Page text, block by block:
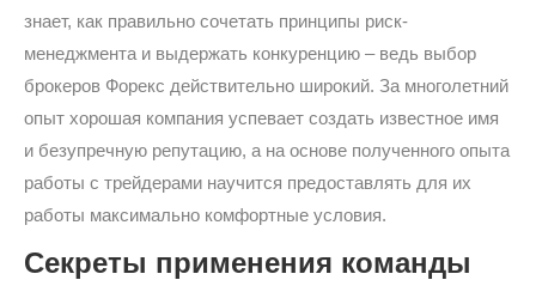
знает, как правильно сочетать принципы риск-
менеджмента и выдержать конкуренцию – ведь выбор
брокеров Форекс действительно широкий. За многолетний
опыт хорошая компания успевает создать известное имя
и безупречную репутацию, а на основе полученного опыта
работы с трейдерами научится предоставлять для их
работы максимально комфортные условия.
Секреты применения команды